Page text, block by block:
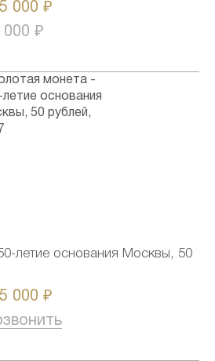
000 ₽
000 ₽
летие основания Москвы, 50
000 ₽